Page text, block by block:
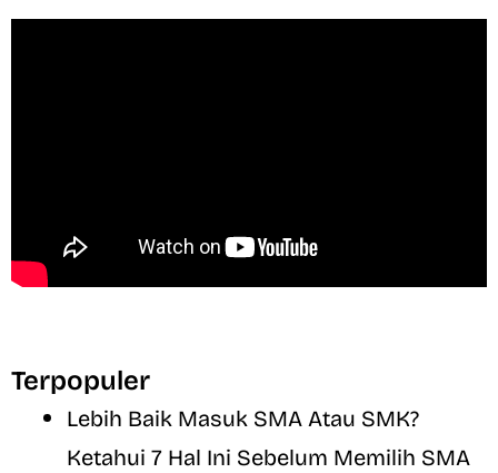
Terpopuler
Lebih Baik Masuk SMA Atau SMK?
Ketahui 7 Hal Ini Sebelum Memilih SMA